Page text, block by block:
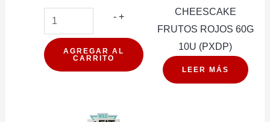
- CHICLE
11G
CHICLE
+
AGREGAR AL
CARRITO
CHEESCAKE
FRUTOS ROJOS 60G
10U (PXDP)
LEER MÁS